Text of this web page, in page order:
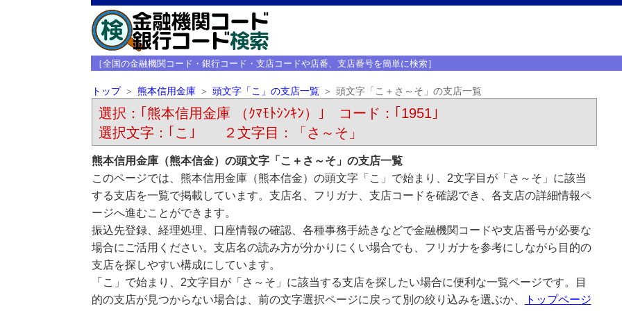
［全国の金融機関コード・銀行コード・支店コードや店番、支店番号を簡単に検索］
トップ 熊本信用金庫 頭文字「こ」の支店一覧 頭文字「こ＋さ～そ」の支店一覧
選択：｢熊本信用金庫 （ｸﾏﾓﾄｼﾝｷﾝ）｣ コード：｢1951｣
選択文字：｢こ｣ ２文字目：「さ～そ」
熊本信用金庫（熊本信金）の頭文字「こ＋さ～そ」の支店一覧
このページでは、熊本信用金庫（熊本信金）の頭文字「こ」で始まり、2文字目が「さ～そ」に該当
する支店を一覧で掲載しています。支店名、フリガナ、支店コードを確認でき、各支店の詳細情報ペ
ージへ進むことができます。
振込先登録、経理処理、口座情報の確認、各種事務手続きなどで金融機関コードや支店番号が必要な
場合にご活用ください。支店名の読み方が分かりにくい場合でも、フリガナを参考にしながら目的の
支店を探しやすい構成にしています。
「こ」で始まり、2文字目が「さ～そ」に該当する支店を探したい場合に便利な一覧ページです。目
的の支店が見つからない場合は、前の文字選択ページに戻って別の絞り込みを選ぶか、
トップページ